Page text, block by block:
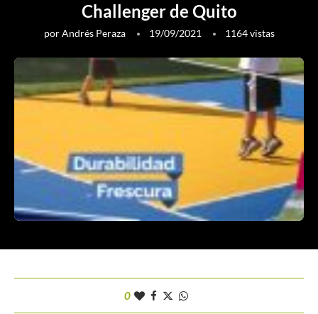
Challenger de Quito
porAndrés Peraza 19/09/2021 1164vistas
0